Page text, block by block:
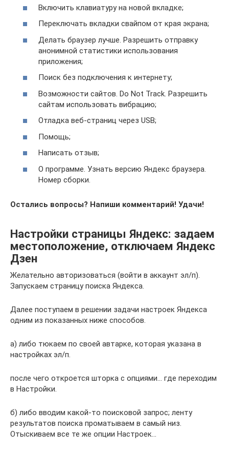
Включить клавиатуру на новой вкладке;
Переключать вкладки свайпом от края экрана;
Делать браузер лучше. Разрешить отправку
анонимной статистики использования
приложения;
Поиск без подключения к интернету;
Возможности сайтов. Do Not Track. Разрешить
сайтам использовать вибрацию;
Отладка веб-страниц через USB;
Помощь;
Написать отзыв;
О программе. Узнать версию Яндекс браузера.
Номер сборки.
Остались вопросы? Напиши комментарий! Удачи!
Настройки страницы Яндекс: задаем
местоположение, отключаем Яндекс
Дзен
Желательно авторизоваться (войти в аккаунт эл/п).
Запускаем страницу поиска Яндекса.
Далее поступаем в решении задачи настроек Яндекса
одним из показанных ниже способов.
а) либо тюкаем по своей автарке, которая указана в
настройках эл/п.
после чего откроется шторка с опциями… где переходим
в Настройки.
б) либо вводим какой-то поисковой запрос; ленту
результатов поиска проматываем в самый низ.
Отыскиваем все те же опции Настроек…